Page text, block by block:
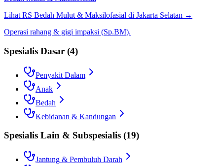
Lihat RS Bedah Mulut & Maksilofasial di Jakarta Selatan →
Operasi rahang & gigi impaksi (Sp.BM).
Spesialis Dasar (4)
Penyakit Dalam
Anak
Bedah
Kebidanan & Kandungan
Spesialis Lain & Subspesialis (19)
Jantung & Pembuluh Darah